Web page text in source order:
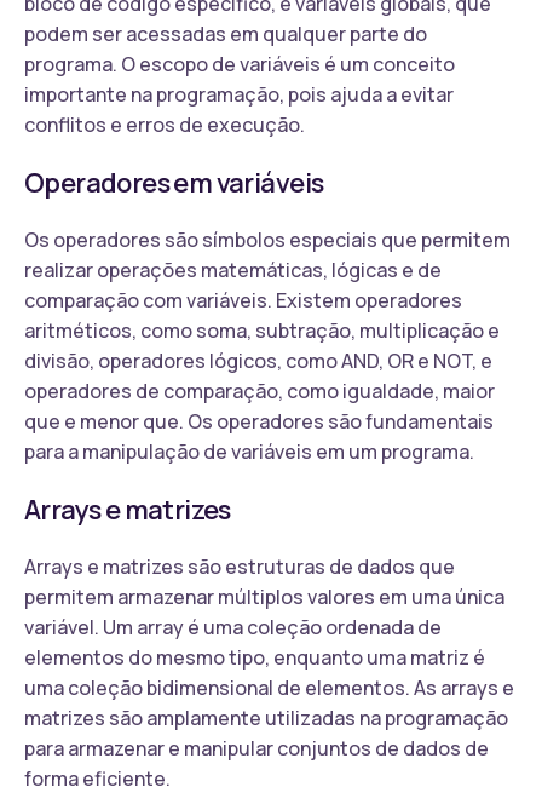
podem ser acessadas em qualquer parte do
programa. O escopo de variáveis é um conceito
importante na programação, pois ajuda a evitar
conflitos e erros de execução.
Operadores em variáveis
Os operadores são símbolos especiais que permitem
realizar operações matemáticas, lógicas e de
comparação com variáveis. Existem operadores
aritméticos, como soma, subtração, multiplicação e
divisão, operadores lógicos, como AND, OR e NOT, e
operadores de comparação, como igualdade, maior
que e menor que. Os operadores são fundamentais
para a manipulação de variáveis em um programa.
Arrays e matrizes
Arrays e matrizes são estruturas de dados que
permitem armazenar múltiplos valores em uma única
variável. Um array é uma coleção ordenada de
elementos do mesmo tipo, enquanto uma matriz é
uma coleção bidimensional de elementos. As arrays e
matrizes são amplamente utilizadas na programação
para armazenar e manipular conjuntos de dados de
forma eficiente.